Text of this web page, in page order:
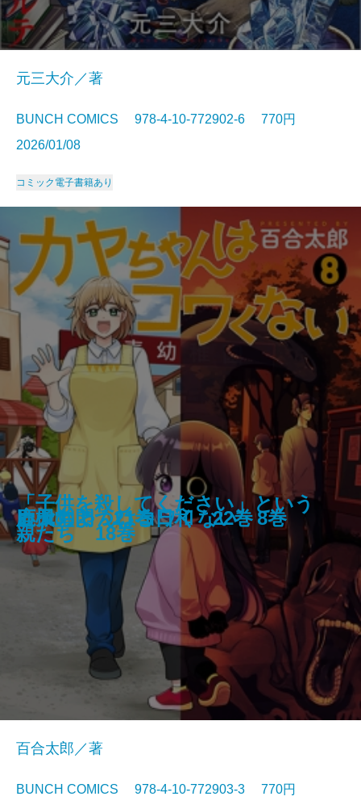
用済み聖女と毒殺軍師 ～毒の浄化
ができる奇跡の聖女は私だけらし
いです～ 1巻
それでも、親を愛する子供たち
4巻
魔法医レクスの変態カルテ 4巻
元三大介／著
BUNCH COMICS 978-4-10-772902-6 770円
2026/01/08
コミック 電子書籍あり
カヤちゃんはコワくない 8巻
百合太郎／著
BUNCH COMICS 978-4-10-772903-3 770円
「子供を殺してください」という
親たち 18巻
応天の門 21巻
鹿楓堂よついろ日和 22巻